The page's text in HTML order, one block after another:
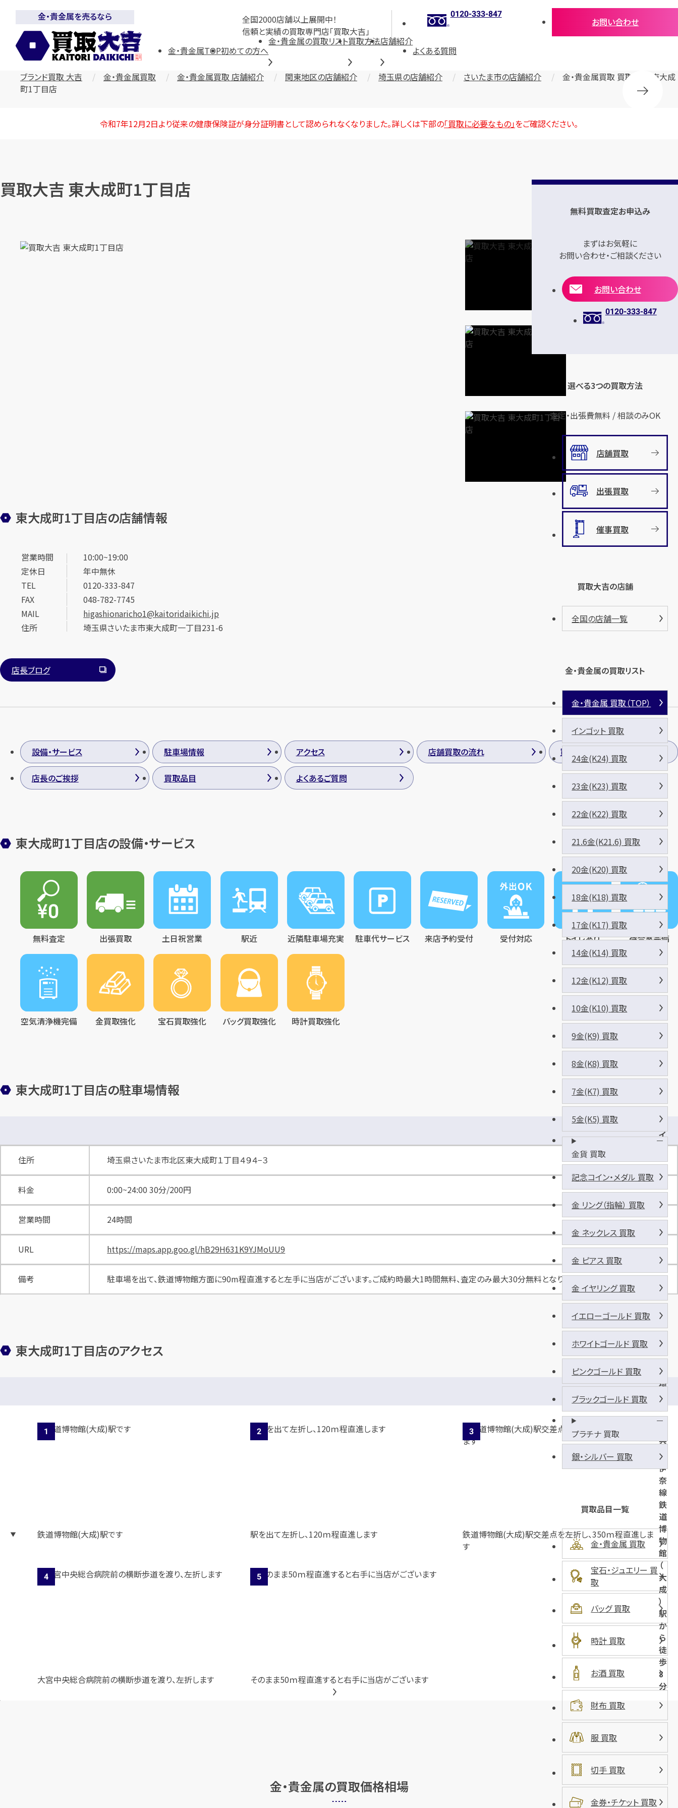
全国2000店舗以上展開中！
信頼と実績の買取専門店「買取大吉」
金・貴金属を売るなら 0120-333-847
お問い合わせ
金・貴金属TOP初めての方へ
金・貴金属の買取リスト買取方法店舗紹介
よくある質問
ブランド買取 大吉 金・貴金属買取 金・貴金属買取 店舗紹介 関東地区の店舗紹介 埼玉県の店舗紹介 さいたま市の店舗紹介
金・貴金属買取 買取大吉 東大成
町1丁目店
令和7年12月2日より従来の健康保険証が身分証明書として認められなくなりました。詳しくは下部の「買取に必要なもの」をご確認ください。
買取大吉 東大成町1丁目店
東大成町1丁目店の店舗情報
営業時間
10:00~19:00
定休日
年中無休
TEL
0120-333-847
FAX
048-782-7745
MAIL
higashionaricho1@kaitoridaikichi.jp
住所
埼玉県さいたま市東大成町一丁目231-6
店長ブログ
設備・サービス 駐車場情報 アクセス 店舗買取の流れ 買取方法
店長のご挨拶 買取品目 よくあるご質問
東大成町1丁目店の設備・サービス
無料査定 出張買取 土日祝営業 駅近 近隣駐車場充実 駐車代サービス 来店予約受付 受付対応 トイレあり 待合室完備
空気清浄機完備 金買取強化 宝石買取強化 バッグ買取強化 時計買取強化
東大成町1丁目店の駐車場情報
タ
イ
ズ
東
和
銀
行
大
宮
北
支
店
住所 埼玉県さいたま市北区東大成町１丁目４９４−３
料金 0:00~24:00 30分/200円
営業時間 24時間
URL https://maps.app.goo.gl/hB29H631K9YJMoUU9
備考 駐車場を出て、鉄道博物館方面に90m程直進すると左手に当店がございます。ご成約時最大1時間無料、査定のみ最大30分無料となります
東大成町1丁目店のアクセス
埼
玉
都
交
通
伊
奈
線
鉄
道
博
物
館
（
大
成
）
駅
か
ら
徒
歩
8
分
鉄道博物館(大成)駅です 駅を出て左折し、120ｍ程直進します
鉄道博物館(大成)駅交差点を左折し、350ｍ程直進しま
す
大宮中央総合病院前の横断歩道を渡り、左折します そのまま50ｍ程直進すると右手に当店がございます
金・貴金属の買取価格相場
無料買取査定お申込み
まずはお気軽に
お問い合わせ・ご相談ください
お問い合わせ
0120-333-847
選べる3つの買取方法
査定・出張費無料 / 相談のみOK
店舗買取
出張買取
催事買取
買取大吉の店舗
全国の店舗一覧
金・貴金属の買取リスト
金・貴金属 買取（TOP）
インゴット 買取
24金(K24) 買取
23金(K23) 買取
22金(K22) 買取
21.6金(K21.6) 買取
20金(K20) 買取
18金(K18) 買取
17金(K17) 買取
14金(K14) 買取
12金(K12) 買取
10金(K10) 買取
9金(K9) 買取
8金(K8) 買取
7金(K7) 買取
5金(K5) 買取
金貨 買取
記念コイン・メダル 買取
金 リング（指輪） 買取
金 ネックレス 買取
金 ピアス 買取
金 イヤリング 買取
イエローゴールド 買取
ホワイトゴールド 買取
ピンクゴールド 買取
ブラックゴールド 買取
プラチナ 買取
銀・シルバー 買取
買取品目一覧
金・貴金属 買取
宝石・ジュエリー 買
取
バッグ 買取
時計 買取
お酒 買取
財布 買取
服 買取
切手 買取
金券・チケット 買取